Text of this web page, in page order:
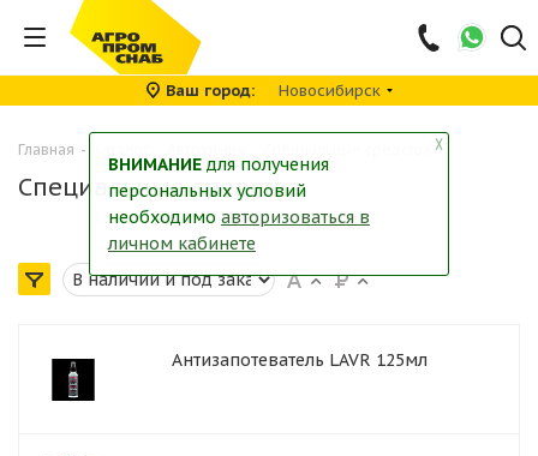
Ваш город Новосибирск
Главная -
Специальные средства
Антизапотеватель LAVR 125мл
╳
ВНИМАНИЕ для получения
персональных условий
необходимо авторизоваться в
личном кабинете